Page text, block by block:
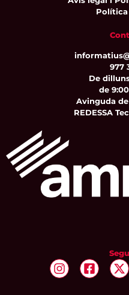
Política
977
De
de
Avinguda
REDESSA